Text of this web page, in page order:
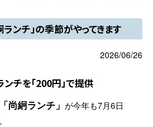
ランチ」の季節がやってきます
2026/06/26
チを「200円」で提供
「尚絅ランチ」 が今年も7月6日